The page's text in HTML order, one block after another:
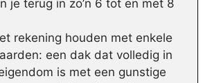
je terug in zo’n 6 tot en met 8
rekening houden met enkele
een dak dat volledig in
is met een gunstige